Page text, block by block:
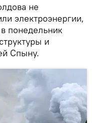
не
электроэнергии,
понедельник
и
Спыну.